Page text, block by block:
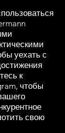
уехать с
к
чтобы
свою